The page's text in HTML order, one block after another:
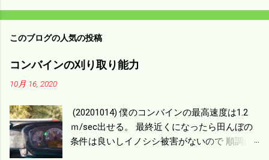
このブログの人気の投稿
コンバインの刈り取り能力
10月 16, 2020
(20201014) 僕のコンバインの最高速度は1.2
ｍ/sec出せる。 最終近くになったら田んぼの
条件は良いしイノシシ被害がないので 順調に